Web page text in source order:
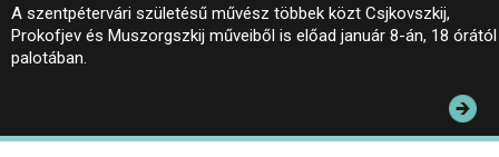
A szentpétervári születésű művész többek közt Csjkovszkij,
Prokofjev és Muszorgszkij műveiből is előad január 8-án, 18
palotában.